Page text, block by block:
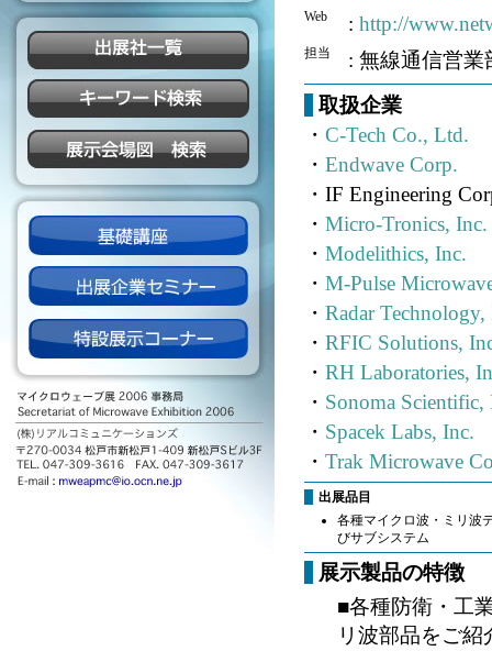
Web : http://
担当
: 無線通信営業
取扱企業
・ C-Tech Co., Ltd.
・ Endwave Corp.
・ IF Engineering
・ Micro-Tronics, Inc.
・ Modelithics, Inc.
・ M-Pulse
・ Radar Technology,
・ RFIC Solutions,
・ RH Laboratories,
・ Sonoma Scientific,
・ Spacek Labs, Inc.
・ Trak Microwave
出展品目
各種マイクロ波・ミリ波
びサブシステム
展示製品の特徴
■各種防衛・工
リ波部品をご紹